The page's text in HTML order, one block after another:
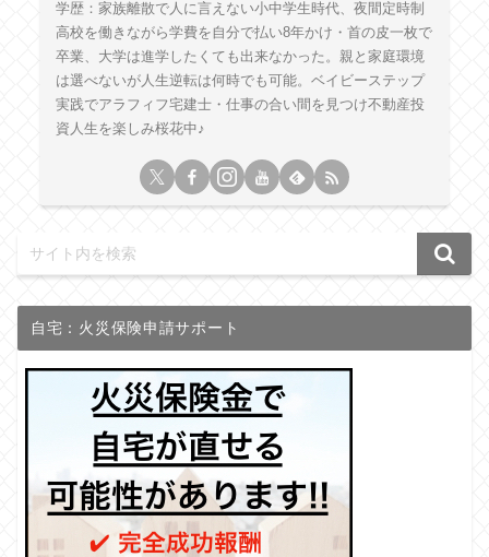
学歴：家族離散で人に言えない小中学生時代、夜間定時制
高校を働きながら学費を自分で払い8年かけ・首の皮一枚で
卒業、大学は進学したくても出来なかった。親と家庭環境
は選べないが人生逆転は何時でも可能。ベイビーステップ
実践でアラフィフ宅建士・仕事の合い間を見つけ不動産投
資人生を楽しみ桜花中♪
自宅：火災保険申請サポート